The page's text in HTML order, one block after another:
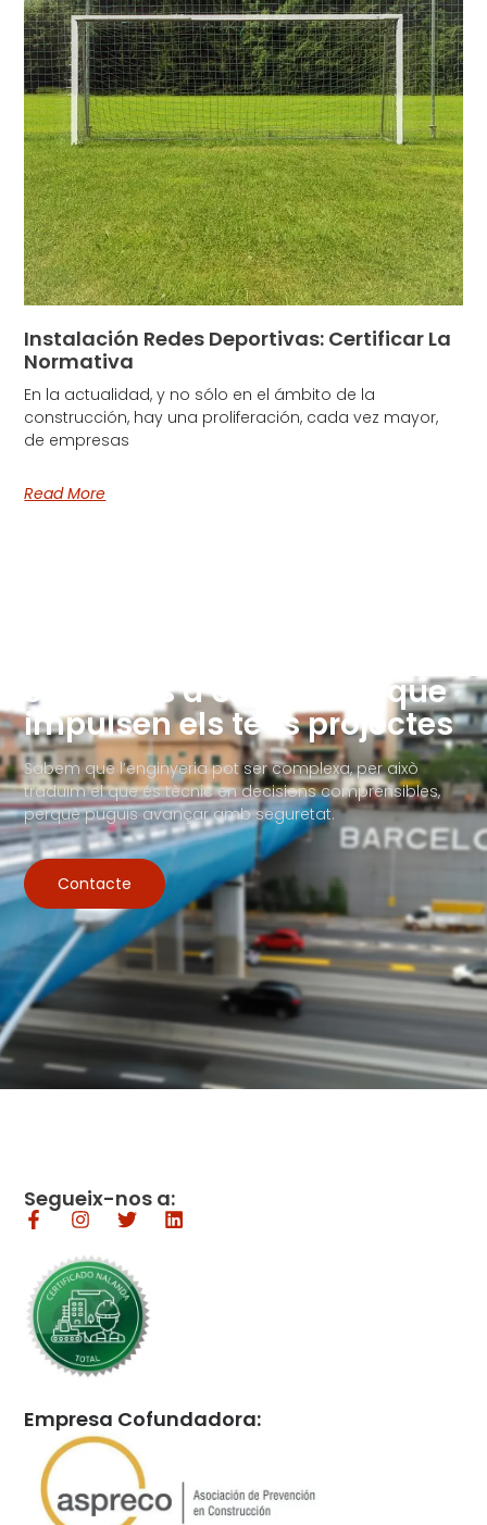
Instalación Redes Deportivas: Certificar La
Normativa
En la actualidad, y no sólo en el ámbito de la
construcción, hay una proliferación, cada vez mayor,
de empresas
Read More
Solucions d’enginyeria que
impulsen els teus projectes
Sabem que l’enginyeria pot ser complexa, per això
traduïm el que és tècnic en decisions comprensibles,
perquè puguis avançar amb seguretat.
Contacte
Segueix-nos a:
Empresa Cofundadora: